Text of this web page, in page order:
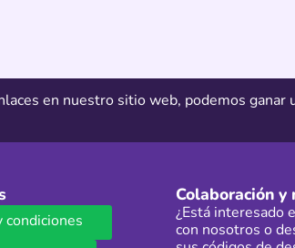
en nuestro sitio web, podemos ganar
condiciones
Colaboración y
¿Está interesado
con nosotros o